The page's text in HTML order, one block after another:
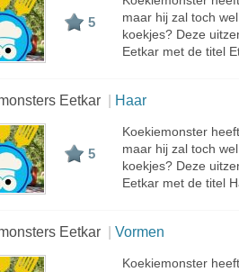
5
maar hij zal toch
koekjes? Deze
Eetkar met de titel
Eetkar Haar
5
Koekiemonster
maar hij zal toch
koekjes? Deze
Eetkar met de titel
Eetkar Vormen
Koekiemonster